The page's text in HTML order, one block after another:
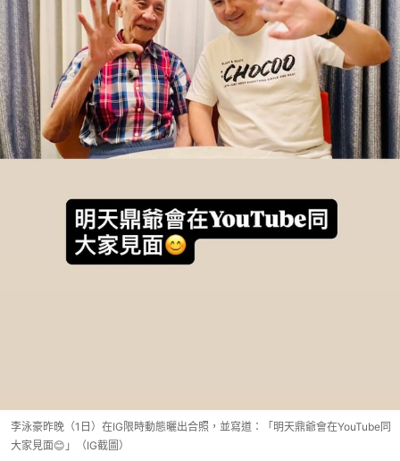
李泳豪昨晚（1日）在IG限時動態曬出合照，並寫道：「明天鼎爺會在YouTube同
大家見面😊」（IG截圖）